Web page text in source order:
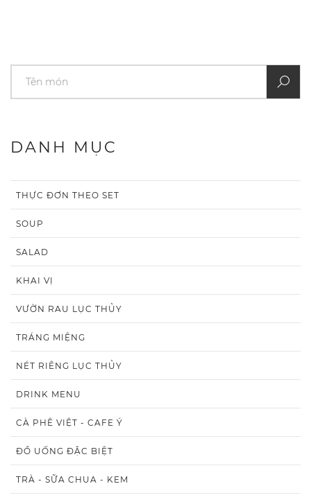
DANH MỤC
THỰC ĐƠN THEO SET
SOUP
SALAD
KHAI VỊ
VƯỜN RAU LỤC THỦY
TRÁNG MIỆNG
NÉT RIÊNG LỤC THỦY
DRINK MENU
CÀ PHÊ VIỆT - CAFE Ý
ĐỒ UỐNG ĐẶC BIỆT
TRÀ - SỮA CHUA - KEM